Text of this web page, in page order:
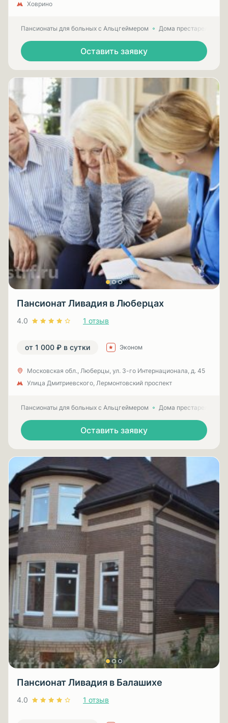
Ховрино
Пансионаты для больных с Альцгеймером Дома престарелых
Оставить заявку
Пансионат Ливадия в Люберцах
4.0 1 отзыв
от 1 000 ₽ в сутки Эконом
Московская обл., Люберцы, ул. 3-гo Интернационала, д. 45
Улица Дмитриевского, Лермонтовский проспект
Пансионаты для больных с Альцгеймером Дома престарелых
Оставить заявку
Пансионат Ливадия в Балашихе
4.0 1 отзыв